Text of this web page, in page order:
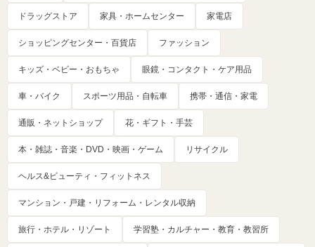
ドラッグストア 家具・ホームセンター 家電店
ショッピングセンター・百貨店 ファッション
キッズ・ベビー・おもちゃ 眼鏡・コンタクト・ケア用品
車・バイク スポーツ用品・自転車 携帯・通信・家電
通販・ネットショップ 花・ギフト・手芸
本・雑誌・音楽・DVD・映画・ゲーム リサイクル
ヘルス&ビューティ・フィットネス
マンション・戸建・リフォーム・レンタル収納
旅行・ホテル・リゾート 学習塾・カルチャー・教育・教習所